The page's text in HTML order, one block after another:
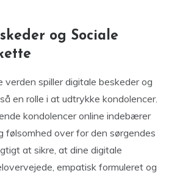
og Sociale
verden spiller digitale beskeder og
en rolle i at udtrykke kondolencer.
kondolencer online indebærer
følsomhed over for den sørgendes
at sikre, at dine digitale
empatisk formuleret og